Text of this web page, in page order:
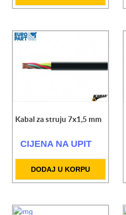
Kabal za struju 7x1,5 mm
CIJENA NA UPIT
DODAJ U KORPU